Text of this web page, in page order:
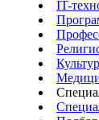
IT-